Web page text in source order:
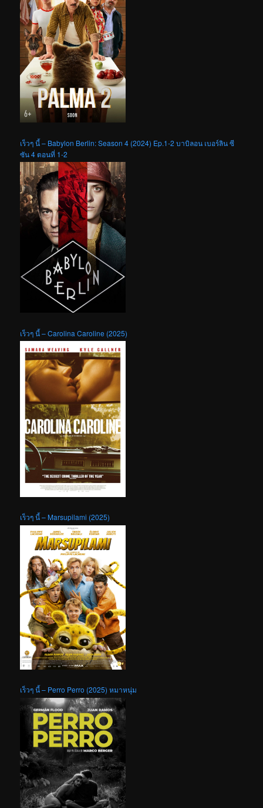
เร็วๆ นี้ – Babylon Berlin: Season 4 (2024) Ep.1-2 บาบิลอน เบอร์ลิน ซี
ซัน 4 ตอนที่ 1-2
เร็วๆ นี้ – Carolina Caroline (2025)
เร็วๆ นี้ – Marsupilami (2025)
เร็วๆ นี้ – Perro Perro (2025) หมาหนุ่ม